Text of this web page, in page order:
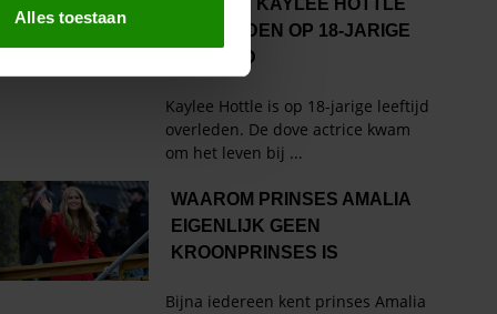
te bieden en om ons
partners voor social
die u aan ze heeft
met onze cookies als u
Alles toestaan